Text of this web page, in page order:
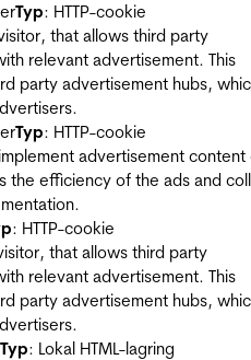
Typ: HTTP-cookie
that allows third party
relevant advertisement. This
party advertisement hubs,
Typ: HTTP-cookie
advertisement content
the efficiency of the ads and
: HTTP-cookie
that allows third party
relevant advertisement. This
party advertisement hubs,
Typ: Lokal HTML-lagring